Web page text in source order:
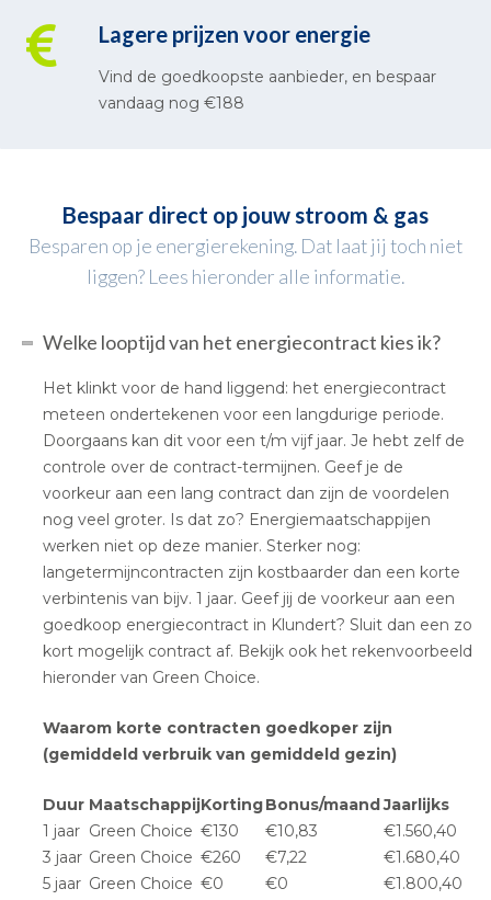
Lagere prijzen voor energie
Vind de goedkoopste aanbieder, en bespaar
vandaag nog €188
Bespaar direct op jouw stroom & gas
Besparen op je energierekening. Dat laat jij toch niet
liggen? Lees hieronder alle informatie.
Welke looptijd van het energiecontract kies ik?
Het klinkt voor de hand liggend: het energiecontract
meteen ondertekenen voor een langdurige periode.
Doorgaans kan dit voor een t/m vijf jaar. Je hebt zelf de
controle over de contract-termijnen. Geef je de
voorkeur aan een lang contract dan zijn de voordelen
nog veel groter. Is dat zo? Energiemaatschappijen
werken niet op deze manier. Sterker nog:
langetermijncontracten zijn kostbaarder dan een korte
verbintenis van bijv. 1 jaar. Geef jij de voorkeur aan een
goedkoop energiecontract in Klundert? Sluit dan een zo
kort mogelijk contract af. Bekijk ook het rekenvoorbeeld
hieronder van Green Choice.
Waarom korte contracten goedkoper zijn
(gemiddeld verbruik van gemiddeld gezin)
Duur MaatschappijKortingBonus/maandJaarlijks
1 jaar Green Choice €130 €10,83
€1.560,40
3 jaar Green Choice €260 €7,22
€1.680,40
5 jaar Green Choice €0 €0 €1.800,40